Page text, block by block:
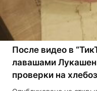
После видео в
лавашами
проверки на